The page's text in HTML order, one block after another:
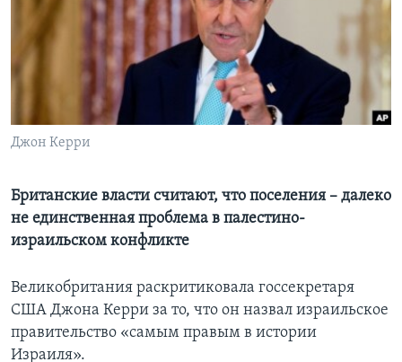
Learning English
СОЦИАЛЬНЫЕ СЕТИ
Джон Керри
Британские власти считают, что поселения – далеко
не единственная проблема в палестино-
израильском конфликте
Великобритания раскритиковала госсекретаря
США Джона Керри за то, что он назвал израильское
правительство «самым правым в истории
Израиля».